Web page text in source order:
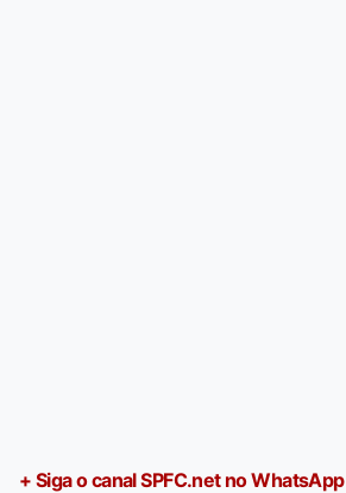
+ Siga o canal SPFC.net no WhatsApp